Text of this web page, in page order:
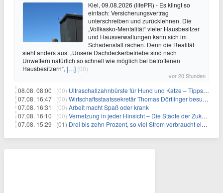
Kiel, 09.08.2026 (lifePR) - Es klingt so
einfach: Versicherungsvertrag
unterschreiben und zurücklehnen. Die
„Vollkasko-Mentalität“ vieler Hausbesitzer
und Hausverwaltungen kann sich im
Schadensfall rächen. Denn die Realität
sieht anders aus: „Unsere Dachdeckerbetriebe sind nach
Unwettern natürlich so schnell wie möglich bei betroffenen
Hausbesitzern“, […] (00)
vor 20 Stunden
08.08. 08:00 | (00) Ultraschallzahnbürste für Hund und Katze – Tipps zur erfolgreichen Eingewöhnung
07.08. 16:47 | (00) Wirtschaftsstaatssekretär Thomas Dörflinger besucht Handwerksbetrieb im Kammerbezirk Freiburg
07.08. 16:31 | (00) Arbeit macht Spaß oder krank
07.08. 16:10 | (00) Vernetzung in jeder Hinsicht – Die Städte der Zukunft sind grün-blau
07.08. 15:29 | (01) Drei bis zehn Prozent, so viel Strom verbraucht ein Aufzug im Gebäude